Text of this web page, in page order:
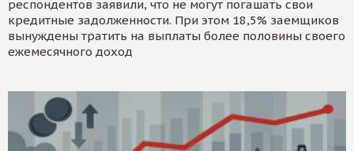
респондентов заявили, что не могут погашать свои
кредитные задолженности. При этом 18,5% заемщиков
вынуждены тратить на выплаты более половины своего
ежемесячного доход